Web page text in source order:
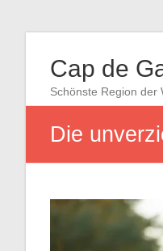
Cap de
Schönste Region der
Die